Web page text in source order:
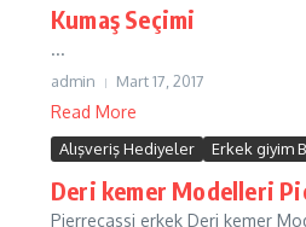
Kumaş Seçimi
...
admin Mart 17, 2017
Read More
Alışveriş Hediyeler Erkek giyim
Deri kemer Modelleri
Pierrecassi erkek Deri kemer